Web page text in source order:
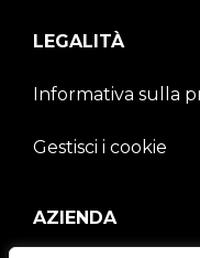
LEGALITÀ
Informativa sulla
Gestisci i cookie
AZIENDA